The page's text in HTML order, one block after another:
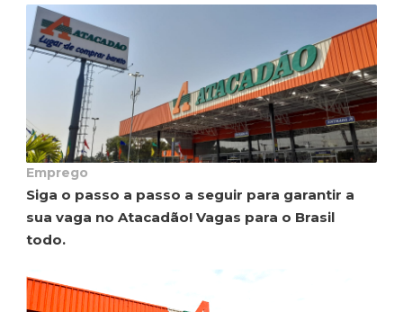
Emprego
Siga o passo a passo a seguir para garantir a
sua vaga no Atacadão! Vagas para o Brasil
todo.